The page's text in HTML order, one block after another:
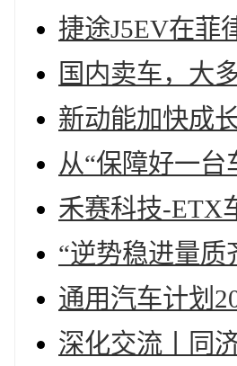
捷途J5EV在菲
国内卖车，大
新动能加快成
从“保障好一台
禾赛科技-ETX
“逆势稳进量质
通用汽车计划
深化交流丨同